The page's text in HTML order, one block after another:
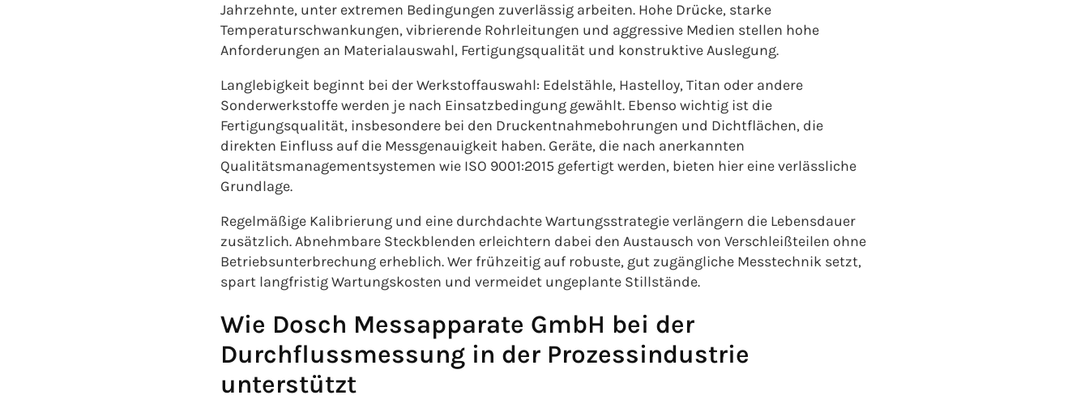
Jahrzehnte, unter extremen Bedingungen zuverlässig arbeiten. Hohe Drücke, starke
Temperaturschwankungen, vibrierende Rohrleitungen und aggressive Medien stellen hohe
Anforderungen an Materialauswahl, Fertigungsqualität und konstruktive Auslegung.
Langlebigkeit beginnt bei der Werkstoffauswahl: Edelstähle, Hastelloy, Titan oder andere
Sonderwerkstoffe werden je nach Einsatzbedingung gewählt. Ebenso wichtig ist die
Fertigungsqualität, insbesondere bei den Druckentnahmebohrungen und Dichtflächen, die
direkten Einfluss auf die Messgenauigkeit haben. Geräte, die nach anerkannten
Qualitätsmanagementsystemen wie ISO 9001:2015 gefertigt werden, bieten hier eine verlässliche
Grundlage.
Regelmäßige Kalibrierung und eine durchdachte Wartungsstrategie verlängern die Lebensdauer
zusätzlich. Abnehmbare Steckblenden erleichtern dabei den Austausch von Verschleißteilen ohne
Betriebsunterbrechung erheblich. Wer frühzeitig auf robuste, gut zugängliche Messtechnik setzt,
spart langfristig Wartungskosten und vermeidet ungeplante Stillstände.
Wie Dosch Messapparate GmbH bei der
Durchflussmessung in der Prozessindustrie
unterstützt